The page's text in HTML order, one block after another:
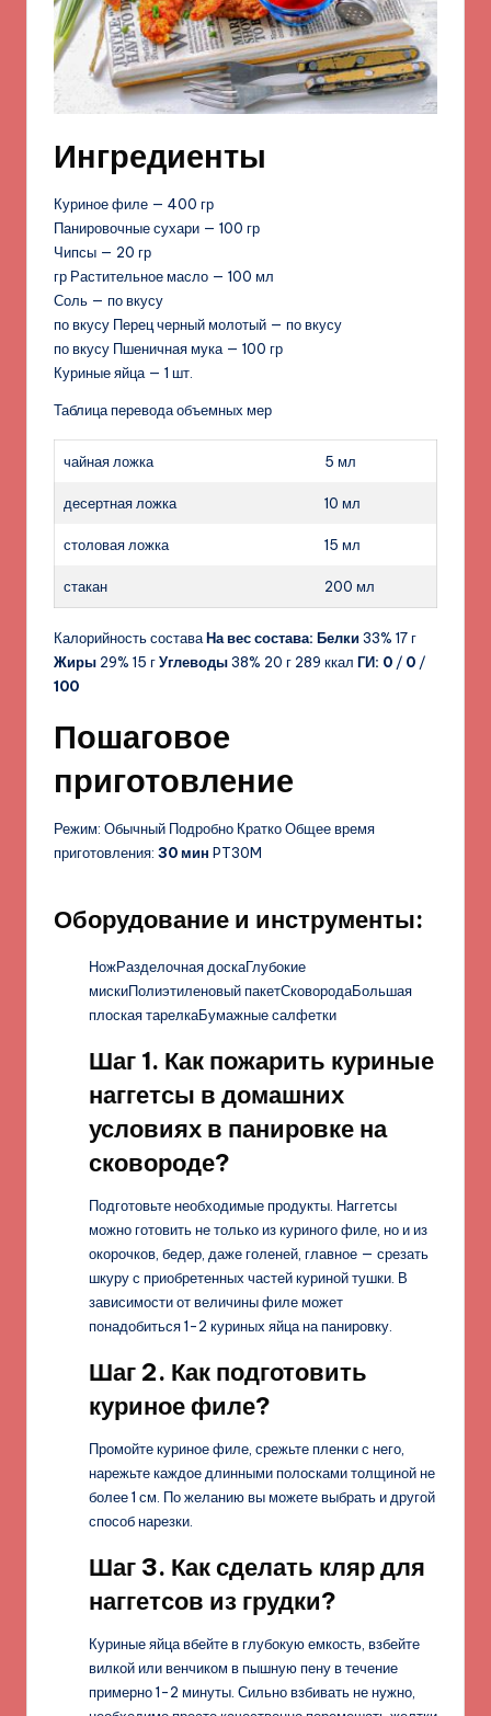
Ингредиенты
Куриное филе — 400 гр
Панировочные сухари — 100 гр
Чипсы — 20 гр
гр Растительное масло — 100 мл
Соль — по вкусу
по вкусу Перец черный молотый — по вкусу
по вкусу Пшеничная мука — 100 гр
Куриные яйца — 1 шт.
Таблица перевода объемных мер
чайная ложка 5 мл
десертная ложка 10 мл
столовая ложка 15 мл
стакан 200 мл
Калорийность составаНа вес состава: Белки33% 17 г
Жиры 29% 15 гУглеводы38% 20 г 289 ккал ГИ: 0 / 0 /
100
Пошаговое
приготовление
Режим: Обычный Подробно Кратко Общее время
приготовления: 30 мин PT30M
Оборудование и инструменты:
НожРазделочная доскаГлубокие
мискиПолиэтиленовый пакетСковородаБольшая
плоская тарелкаБумажные салфетки
Шаг 1. Как пожарить куриные
наггетсы в домашних
условиях в панировке на
сковороде?
Подготовьте необходимые продукты. Наггетсы
можно готовить не только из куриного филе, но и из
окорочков, бедер, даже голеней, главное — срезать
шкуру с приобретенных частей куриной тушки. В
зависимости от величины филе может
понадобиться 1-2 куриных яйца на панировку.
Шаг 2. Как подготовить
куриное филе?
Промойте куриное филе, срежьте пленки с него,
нарежьте каждое длинными полосками толщиной не
более 1 см. По желанию вы можете выбрать и другой
способ нарезки.
Шаг 3. Как сделать кляр для
наггетсов из грудки?
Куриные яйца вбейте в глубокую емкость, взбейте
вилкой или венчиком в пышную пену в течение
примерно 1-2 минуты. Сильно взбивать не нужно,